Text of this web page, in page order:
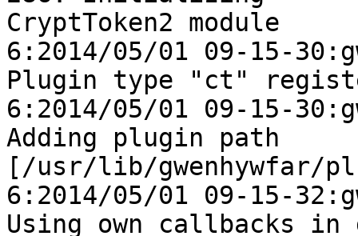
CryptToken2 module
6:2014/05/01 09-15-
Plugin type "ct"
6:2014/05/01 09-15-
Adding plugin path
[/usr/lib/gwenhywfar/
6:2014/05/01 09-15-
Using own callbacks in